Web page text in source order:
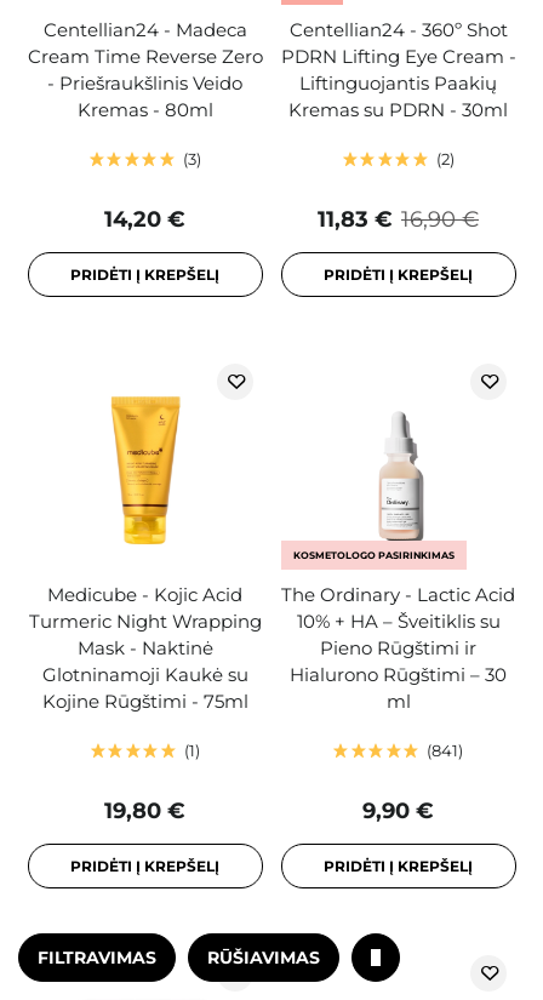
Centellian24 - Madeca
Cream Time Reverse Zero
- Priešraukšlinis Veido
Kremas - 80ml
3
14,20 €
PRIDĖTI Į KREPŠELĮ
Centellian24 - 360º Shot
PDRN Lifting Eye Cream -
Liftinguojantis Paakių
Kremas su PDRN - 30ml
2
16,90 €
11,83 €
PRIDĖTI Į KREPŠELĮ
Medicube - Kojic Acid
Turmeric Night Wrapping
Mask - Naktinė
Glotninamoji Kaukė su
Kojine Rūgštimi - 75ml
1
19,80 €
PRIDĖTI Į KREPŠELĮ
KOSMETOLOGO PASIRINKIMAS
The Ordinary - Lactic Acid
10% + HA – Šveitiklis su
Pieno Rūgštimi ir
Hialurono Rūgštimi – 30
ml
841
9,90 €
PRIDĖTI Į KREPŠELĮ
FILTRAVIMAS RŪŠIAVIMAS